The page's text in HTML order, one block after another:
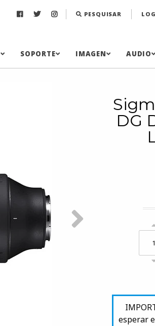
PESQUISAR
SOPORTE IMAGEN AUDIO
DG
esperar